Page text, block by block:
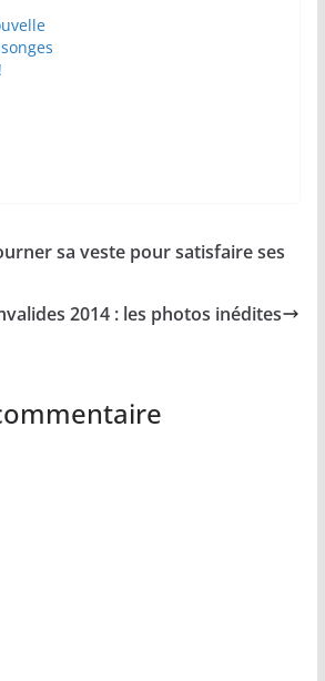
sa veste pour satisfaire ses
2014 : les photos inédites